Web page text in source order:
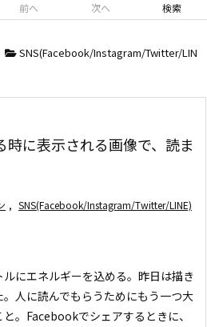
前へ 次へ 検索
SNS(Facebook/Instagram/Twitter/LIN
に表示される画像で、読ま
, SNS(Facebook/Instagram/Twitter/LINE)
ルにエネルギーを込める。昨日は描き
人に読んでもらうためにもう一つ大
。 Facebookでシェアするときに、